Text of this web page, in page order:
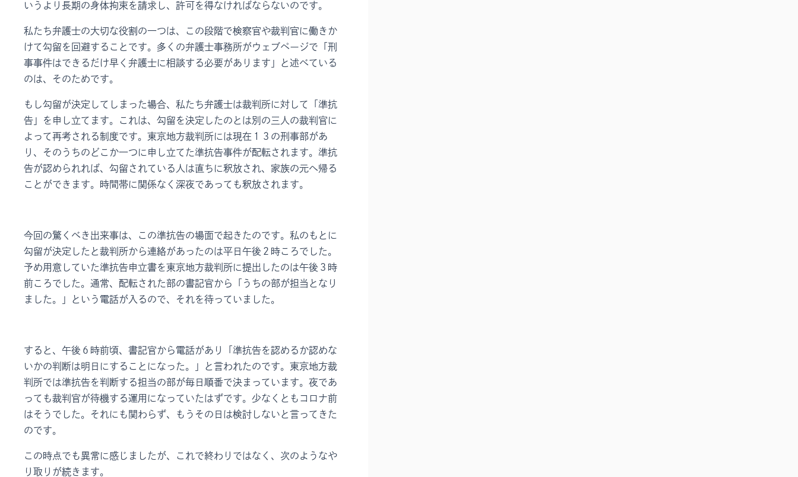
いうより長期の身体拘束を請求し、許可を得なければならないのです。
私たち弁護士の大切な役割の一つは、この段階で検察官や裁判官に働きか
けて勾留を回避することです。多くの弁護士事務所がウェブページで「刑
事事件はできるだけ早く弁護士に相談する必要があります」と述べている
のは、そのためです。
もし勾留が決定してしまった場合、私たち弁護士は裁判所に対して「準抗
告」を申し立てます。これは、勾留を決定したのとは別の三人の裁判官に
よって再考される制度です。東京地方裁判所には現在１３の刑事部があ
り、そのうちのどこか一つに申し立てた準抗告事件が配転されます。準抗
告が認められれば、勾留されている人は直ちに釈放され、家族の元へ帰る
ことができます。時間帯に関係なく深夜であっても釈放されます。
今回の驚くべき出来事は、この準抗告の場面で起きたのです。私のもとに
勾留が決定したと裁判所から連絡があったのは平日午後２時ころでした。
予め用意していた準抗告申立書を東京地方裁判所に提出したのは午後３時
前ころでした。通常、配転された部の書記官から「うちの部が担当となり
ました。」という電話が入るので、それを待っていました。
すると、午後６時前頃、書記官から電話があり「準抗告を認めるか認めな
いかの判断は明日にすることになった。」と言われたのです。東京地方裁
判所では準抗告を判断する担当の部が毎日順番で決まっています。夜であ
っても裁判官が待機する運用になっていたはずです。少なくともコロナ前
はそうでした。それにも関わらず、もうその日は検討しないと言ってきた
のです。
この時点でも異常に感じましたが、これで終わりではなく、次のようなや
り取りが続きます。